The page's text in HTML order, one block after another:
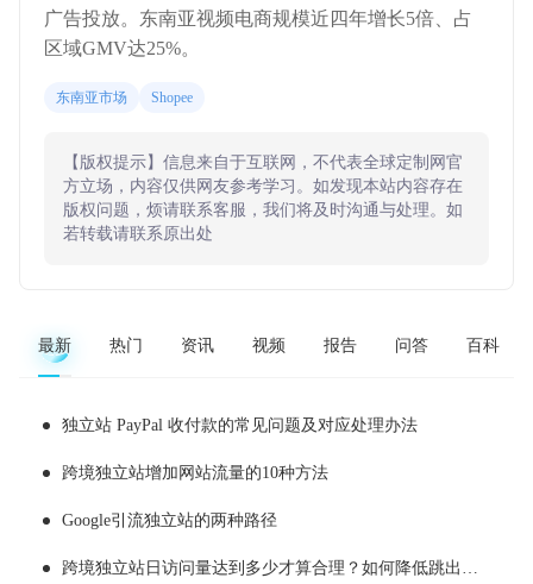
广告投放。东南亚视频电商规模近四年增长5倍、占
区域GMV达25%。
东南亚市场 Shopee
【版权提示】信息来自于互联网，不代表全球定制网官
方立场，内容仅供网友参考学习。如发现本站内容存在
版权问题，烦请联系客服，我们将及时沟通与处理。如
若转载请联系原出处
最新 热门 资讯 视频 报告 问答 百科
独立站 PayPal 收付款的常见问题及对应处理办法
跨境独立站增加网站流量的10种方法
Google引流独立站的两种路径
跨境独立站日访问量达到多少才算合理？如何降低跳出率？